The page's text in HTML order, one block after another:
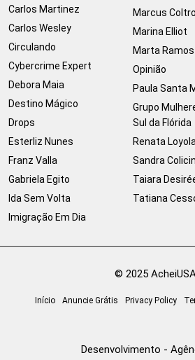
Carlos Martinez
Carlos Wesley
Circulando
Cybercrime Expert
Debora Maia
Destino Mágico
Drops
Esterliz Nunes
Franz Valla
Gabriela Egito
Ida Sem Volta
Imigração Em Dia
Marcus Coltro
Marina Elliot
Marta Ramos
Opinião
Paula Santa
Grupo
Sul da Flórida
Renata Loyola
Sandra
Taiara
Tatiana
© 2025
Início Anuncie Grátis Privacy Policy
Desenvolvimento -